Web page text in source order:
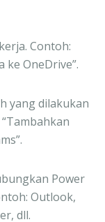
Contoh:
OneDrive”.
yang dilakukan
Power
Outlook,
dll.